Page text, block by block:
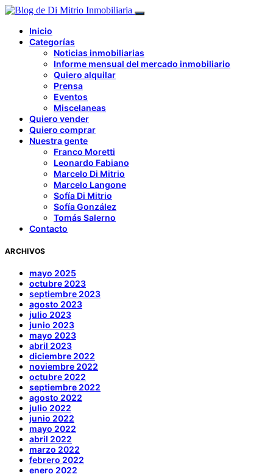
Inicio
Categorías
Noticias inmobiliarias
Informe mensual del mercado inmobiliario
Quiero alquilar
Prensa
Eventos
Miscelaneas
Quiero vender
Quiero comprar
Nuestra gente
Franco Moretti
Leonardo Fabiano
Marcelo Di Mitrio
Marcelo Langone
Sofía Di Mitrio
Sofía González
Tomás Salerno
Contacto
ARCHIVOS
mayo 2025
octubre 2023
septiembre 2023
agosto 2023
julio 2023
junio 2023
mayo 2023
abril 2023
diciembre 2022
noviembre 2022
octubre 2022
septiembre 2022
agosto 2022
julio 2022
junio 2022
mayo 2022
abril 2022
marzo 2022
febrero 2022
enero 2022